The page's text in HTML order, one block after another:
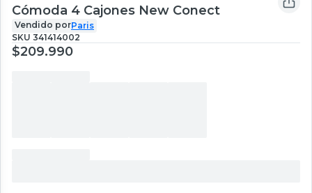
Cómoda 4 Cajones New Conect
Vendido porParis
SKU 341414002
$209.990